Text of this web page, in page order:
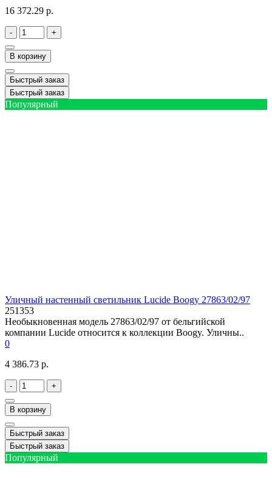
16 372.29 р.
- +
В корзину
Быстрый заказ
Быстрый заказ
Популярный
Уличный настенный светильник Lucide Boogy 27863/02/97
251353
Необыкновенная модель 27863/02/97 от бельгийской
компании Lucide относится к коллекции Boogy. Уличны..
0
4 386.73 р.
- +
В корзину
Быстрый заказ
Быстрый заказ
Популярный